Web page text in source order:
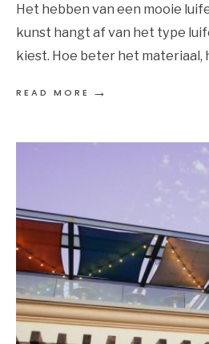
Het hebben van een mooie
kunst hangt af van het type
kiest. Hoe beter het materiaal,
READ MORE →